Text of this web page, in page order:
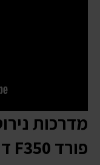
מדרכות
פורד F350 דודג' ראם